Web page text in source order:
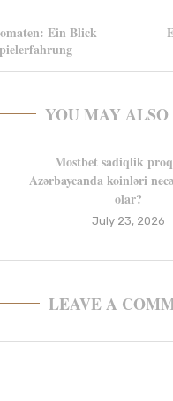
Ein Blick
YOU MAY
Mostbet sadiqlik
Azərbaycanda koinləri
olar?
July 23, 2026
LEAVE A